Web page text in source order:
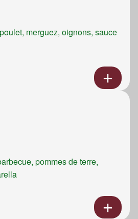
merguez, oignons, sauce
pommes de terre,